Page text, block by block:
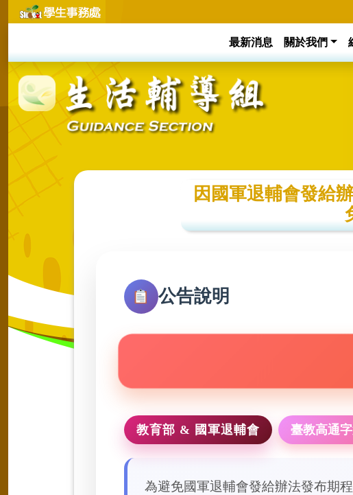
最新消息 關於我們
因國軍退輔會發給
公告說明
教育部 & 國軍退輔會 臺教高通
為避免國軍退輔會發給辦法發布期